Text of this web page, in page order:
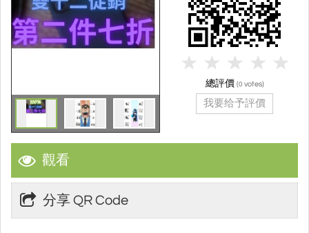
觀看
分享 QR Code
總評價 (0 votes)
我要给予評價